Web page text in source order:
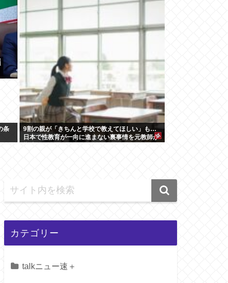
条
9割の親が「きちんと学校で教えてほしい」も…
日本で性教育が一向に進まない裏事情を元教師が
カテゴリー
talkニュー速＋